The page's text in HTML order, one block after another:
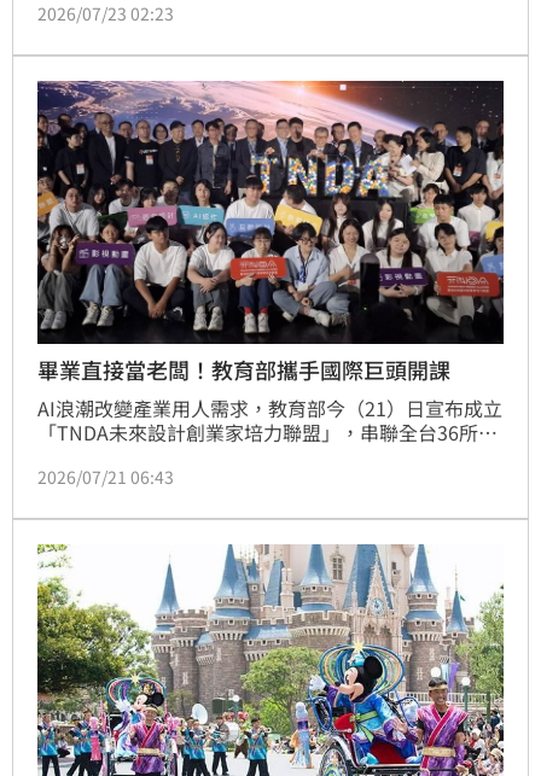
台幣）的亮眼票房，仍抵擋不住串流退燒與成本控管的
2026/07/23 02:23
畢業直接當老闆！教育部攜手國際巨頭開課
AI浪潮改變產業用人需求，教育部今（21）日宣布成立
「TNDA未來設計創業家培力聯盟」，串聯全台36所大
跨校學分學程，聚焦影視動畫、遊戲設計及互動設計3
（Pixar）、任天堂（Nintendo）等國際企業業師共同
授課，盼培養兼具設計、美學、科技與商業思維的跨域
人才。
2026/07/21 06:43